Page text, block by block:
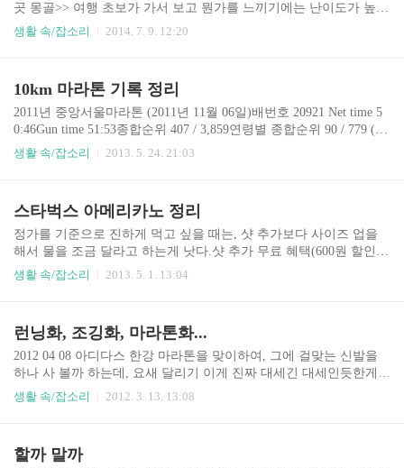
곳 몽골>> 여행 초보가 가서 보고 뭔가를 느끼기에는 난이도가 높은
곳? 뉴질랜드 퀸슬랜드, 크라이스트 처치 등 >> 생각보다 7월초 뉴
루>> 가는데만 30시간이 넘을 것으로 예상 결론은, 1주일로는 참 갈
데가 없다는 것!
생활 속/잡소리 2014. 7. 9. 12:20
10km 마라톤 기록 정리
2011년 중앙서울마라톤 (2011년 11월 06일)배번호 20921 Net time 5
0:46Gun time 51:53종합순위 407 / 3,859연령별 종합순위 90 / 779 (남
자 20대)기온 14.6도풍속 3.9m/s습도 79.8% 기록증에 나온 정보가 다
C 한강마라톤 (2012년 04월 08일)참가번호 10202기록 51:18순위 616
/ 4344 2012년 뉴발란스 레이스 NB Race (2012년 06월 10일)기록증이
없다.굉장히 기록이 퇴보했던 기억이 난다. 2012년 WE RUN ..
생활 속/잡소리 2013. 5. 24. 21:03
스타벅스 아메리카노 정리
정가를 기준으로 진하게 먹고 싶을 때는, 샷 추가보다 사이즈 업을
해서 물을 조금 달라고 하는게 낫다.샷 추가 무료 혜택(600원 할인)
과 12개 별 리워드 적립시 무료 쿠폰(약 300원 할인)의 효과로 샷 추
하면 25%의 일정한 농도가 나온다. 오묘하군.
생활 속/잡소리 2013. 5. 1. 13:04
런닝화, 조깅화, 마라톤화...
2012 04 08 아디다스 한강 마라톤을 맞이하여, 그에 걸맞는 신발을
하나 사 볼까 하는데, 요새 달리기 이게 진짜 대세긴 대세인듯한게
모든 스포츠 메이커가 주력으로 내세우고 있다. 여기저기 검색을 통
로 디자인이 잘 빠진 모델이 있지만 런닝에 특화되었다기 보다는 평
생활 속/잡소리 2012. 3. 13. 13:08
할까 말까